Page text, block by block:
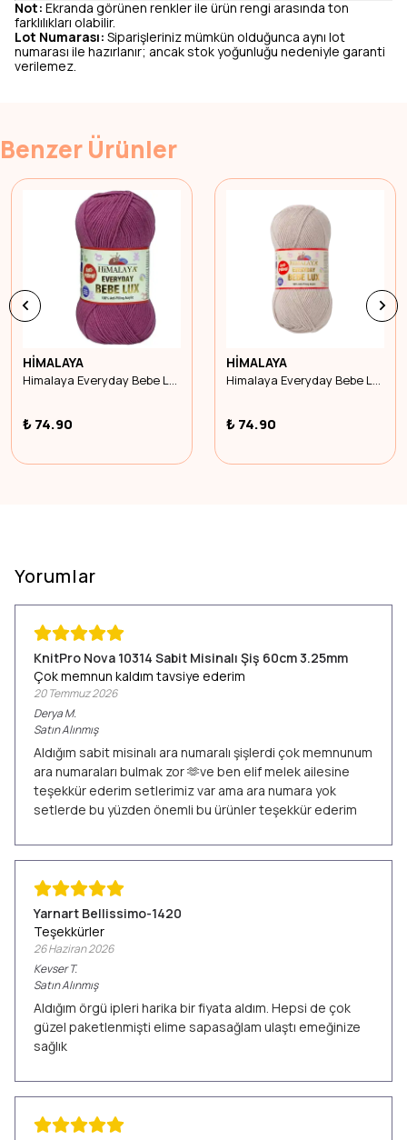
Not: Ekranda görünen renkler ile ürün rengi arasında ton
farklılıkları olabilir.
Lot Numarası: Siparişleriniz mümkün olduğunca aynı lot
numarası ile hazırlanır; ancak stok yoğunluğu nedeniyle garanti
verilemez.
Benzer Ürünler
HİMALAYA
Himalaya Everyday Bebe Lüx 70440
₺ 74.90
HİMALAYA
Himalaya Everyday Bebe Lüx 70446
₺ 74.90
Yorumlar
KnitPro Nova 10314 Sabit Misinalı Şiş 60cm 3.25mm
Çok memnun kaldım tavsiye ederim
20 Temmuz 2026
DeryaM.
Satın Alınmış
Aldığım sabit misinalı ara numaralı şişlerdi çok memnunum
ara numaraları bulmak zor 🫶ve ben elif melek ailesine
teşekkür ederim setlerimiz var ama ara numara yok
setlerde bu yüzden önemli bu ürünler teşekkür ederim
Yarnart Bellissimo-1420
Teşekkürler
26 Haziran 2026
Kevser T.
Satın Alınmış
Aldığım örgü ipleri harika bir fiyata aldım. Hepsi de çok
güzel paketlenmişti elime sapasağlam ulaştı emeğinize
sağlık